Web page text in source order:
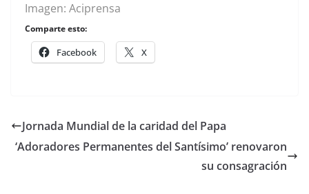
Imagen: Aciprensa
Comparte esto:
Facebook X
Jornada Mundial de la caridad del Papa
‘Adoradores Permanentes del Santísimo’ renovaron
su consagración